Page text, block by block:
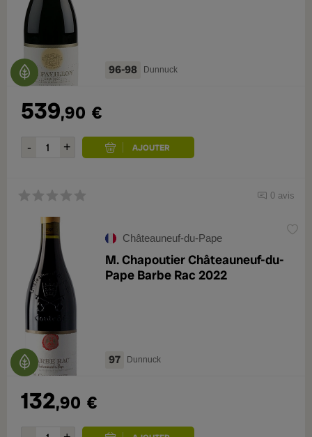
96-98 Dunnuck
539,90 €
0 avis
Châteauneuf-du-Pape
M. Chapoutier Châteauneuf-du-
Pape Barbe Rac 2022
97 Dunnuck
132,90 €